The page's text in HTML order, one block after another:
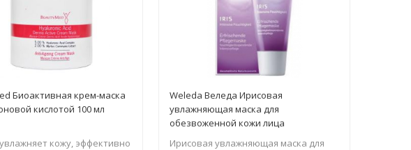
Биоактивная крем-маска
кислотой 100 мл
кожу, эффективно
Weleda Веледа Ирисовая
увлажняющая маска для
обезвоженной кожи лица
Ирисовая увлажняющая маска для